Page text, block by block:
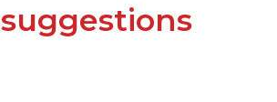
suggestions